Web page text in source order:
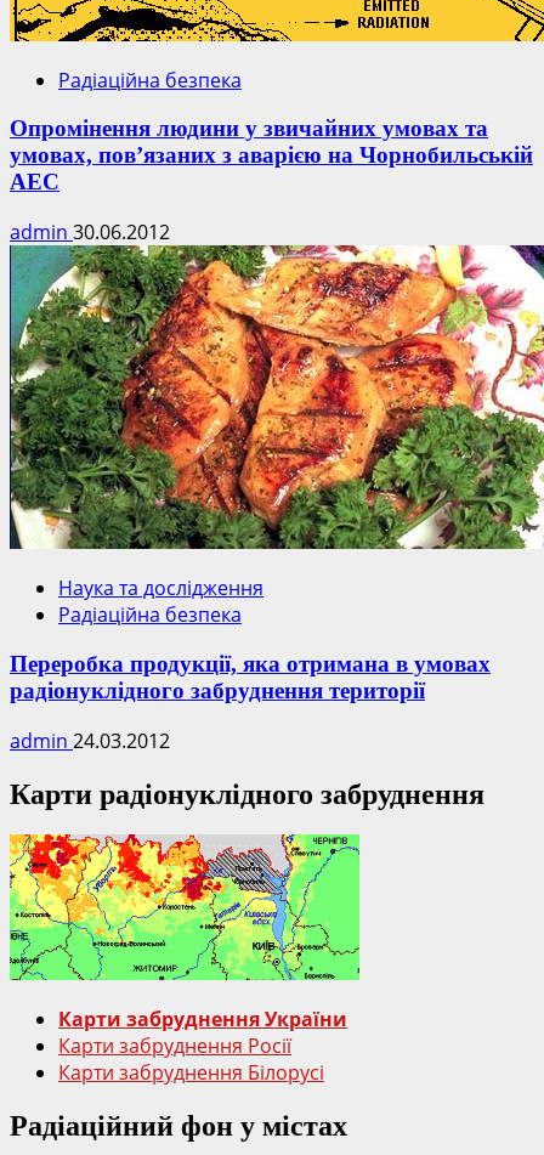
Радіаційна безпека
Опромінення людини у звичайних умовах та
умовах, пов’язаних з аварією на Чорнобильській
АЕС
admin 30.06.2012
Наука та дослідження
Радіаційна безпека
Переробка продукції, яка отримана в умовах
радіонуклідного забруднення території
admin 24.03.2012
Карти радіонуклідного забруднення
Карти забруднення України
Карти забруднення Росії
Карти забруднення Білорусі
Радіаційний фон у містах